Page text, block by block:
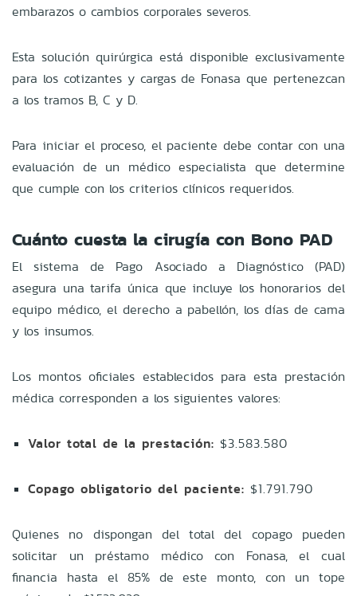
embarazos o cambios corporales severos.
Esta solución quirúrgica está disponible exclusivamente
para los cotizantes y cargas de Fonasa que pertenezcan
a los tramos B, C y D.
Para iniciar el proceso, el paciente debe contar con una
evaluación de un médico especialista que determine
que cumple con los criterios clínicos requeridos.
Cuánto cuesta la cirugía con Bono PAD
El sistema de Pago Asociado a Diagnóstico (PAD)
asegura una tarifa única que incluye los honorarios del
equipo médico, el derecho a pabellón, los días de cama
y los insumos.
Los montos oficiales establecidos para esta prestación
médica corresponden a los siguientes valores:
Valor total de la prestación: $3.583.580
Copago obligatorio del paciente: $1.791.790
Quienes no dispongan del total del copago pueden
solicitar un préstamo médico con Fonasa, el cual
financia hasta el 85% de este monto, con un tope